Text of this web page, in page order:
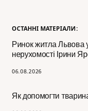
ОСТАННІ МАТЕРІАЛИ:
Ринок житла Львова
нерухомості Ірини
06.08.2026
Як допомогти